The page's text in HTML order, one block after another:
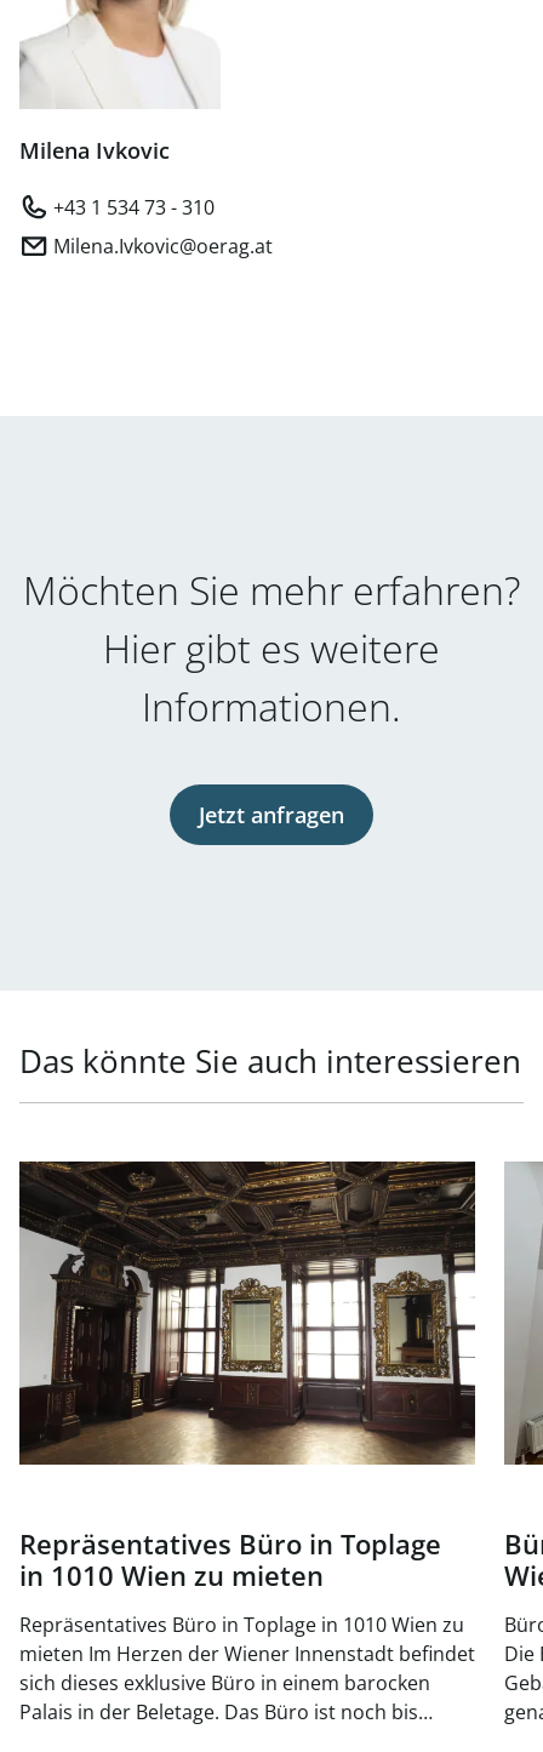
Milena Ivkovic
+43 1 534 73 - 310
Milena.Ivkovic@oerag.at
Möchten Sie mehr erfahren?
Hier gibt es weitere
Informationen.
Jetzt anfragen
Das könnte Sie auch interessieren
Link zur Seite Repräsentatives Büro in Toplage in 1010
Repräsentatives Büro in Toplage
in 1010 Wien zu mieten
Repräsentatives Büro in Toplage in 1010 Wien zu
mieten Im Herzen der Wiener Innenstadt befindet
sich dieses exklusive Büro in einem barocken
Palais in der Beletage. Das Büro ist noch bis
Die